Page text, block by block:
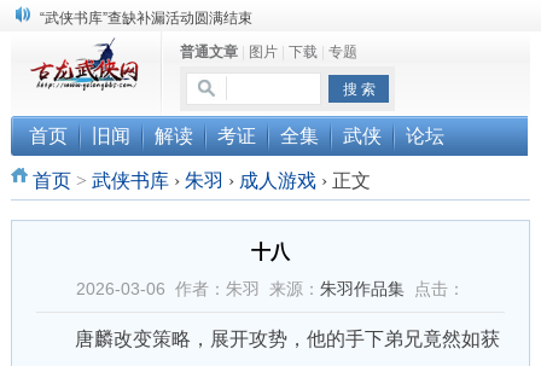
“武侠书库”查缺补漏活动圆满结束
《古龙小说原貌探究》修订版已上市
顾雪衣《古龙武侠小说知见录》上市
普通文章| 图片| 下载| 专题
首页 旧闻 解读 考证 全集 武侠 论坛
首页> 武侠书库 › 朱羽 › 成人游戏 ›正文
十八
2026-03-06 作者：朱羽 来源： 朱羽作品集点击：
唐麟改变策略，展开攻势，他的手下弟兄竟然如获